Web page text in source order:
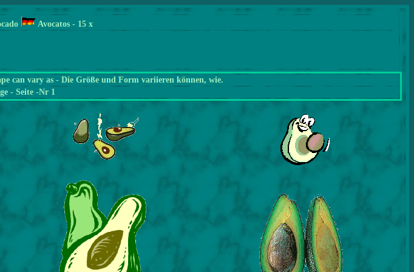
Avocatos - 15 x
can vary as - Die Größe und Form variieren können, wie.
- Seite -Nr 1